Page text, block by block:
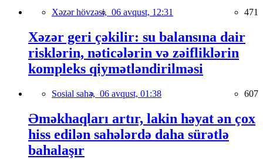
Xəzər hövzəsi, 06 avqust, 12:31 471
Xəzər geri çəkilir: su balansına dair
risklərin, nəticələrin və zəifliklərin
kompleks qiymətləndirilməsi
Sosial sahə, 06 avqust, 01:38 607
Əməkhaqları artır, lakin həyat ən çox
hiss edilən sahələrdə daha sürətlə
bahalaşır